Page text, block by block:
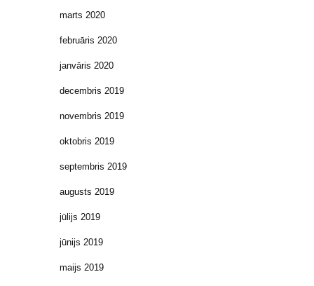
marts 2020
februāris 2020
janvāris 2020
decembris 2019
novembris 2019
oktobris 2019
septembris 2019
augusts 2019
jūlijs 2019
jūnijs 2019
maijs 2019